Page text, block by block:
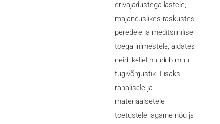
erivajadustega lastele,
majanduslikes raskustes
peredele ja meditsiinilise
toega inimestele, aidates
neid, kellel puudub muu
tugivõrgustik. Lisaks
rahalisele ja
materiaalsetele
toetustele jagame nõu ja